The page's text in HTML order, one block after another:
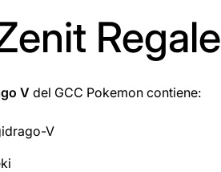
Regale
V del GCC Pokemon contiene:
V